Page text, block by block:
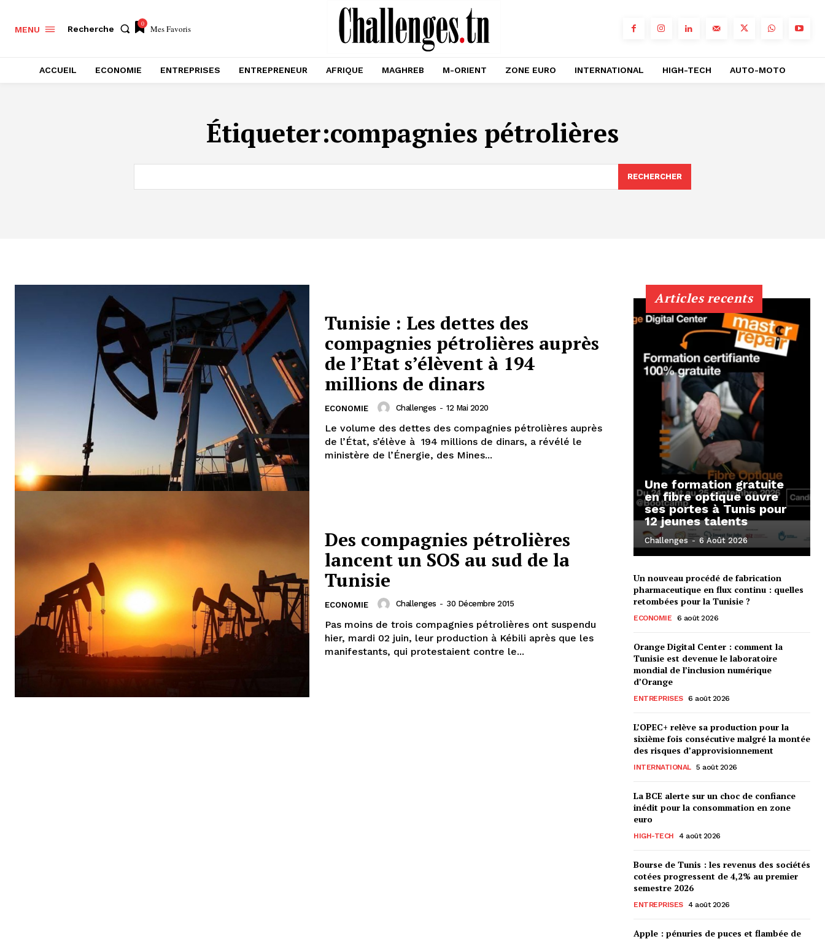
MENU Recherche
0 Mes Favoris
ACCUEIL ECONOMIE ENTREPRISES ENTREPRENEUR AFRIQUE MAGHREB M-ORIENT ZONE EURO INTERNATIONAL HIGH-TECH AUTO-MOTO
Étiqueter:compagnies pétrolières
RECHERCHER
Tunisie : Les dettes des
compagnies pétrolières auprès
de l’Etat s’élèvent à 194
millions de dinars
ECONOMIE Challenges - 12 Mai 2020
Le volume des dettes des compagnies pétrolières auprès
de l’État, s’élève à 194 millions de dinars, a révélé le
ministère de l’Énergie, des Mines...
Des compagnies pétrolières
lancent un SOS au sud de la
Tunisie
ECONOMIE Challenges - 30 Décembre 2015
Pas moins de trois compagnies pétrolières ont suspendu
hier, mardi 02 juin, leur production à Kébili après que les
manifestants, qui protestaient contre le...
Articles recents
Une formation gratuite
en fibre optique ouvre
ses portes à Tunis pour
12 jeunes talents
Challenges - 6 Août 2026
Un nouveau procédé de fabrication
pharmaceutique en flux continu : quelles
retombées pour la Tunisie ?
ECONOMIE 6 août 2026
Orange Digital Center : comment la
Tunisie est devenue le laboratoire
mondial de l’inclusion numérique
d’Orange
ENTREPRISES 6 août 2026
L’OPEC+ relève sa production pour la
sixième fois consécutive malgré la montée
des risques d’approvisionnement
INTERNATIONAL 5 août 2026
La BCE alerte sur un choc de confiance
inédit pour la consommation en zone
euro
HIGH-TECH 4 août 2026
Bourse de Tunis : les revenus des sociétés
cotées progressent de 4,2% au premier
semestre 2026
ENTREPRISES 4 août 2026
Apple : pénuries de puces et flambée de